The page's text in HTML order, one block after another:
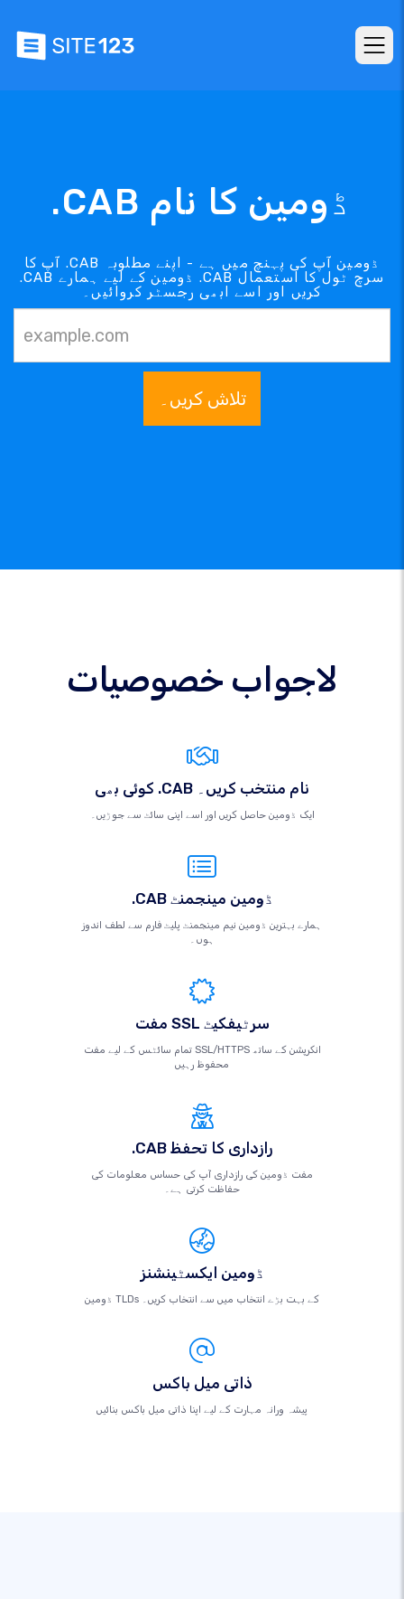
.CAB ڈومین کا نام
آپ کا .CAB ڈومین آپ کی پہنچ میں ہے - اپنے مطلوبہ
.CAB ڈومین کے لیے ہمارے .CAB سرچ ٹول کا استعمال
کریں اور اسے ابھی رجسٹر کروائیں۔
تلاش کریں۔
لاجواب خصوصیات
کوئی بھی .CAB نام منتخب کریں۔
ایک ڈومین حاصل کریں اور اسے اپنی سائٹ سے جوڑیں۔
.CAB ڈومین مینجمنٹ
ہمارے بہترین ڈومین نیم مینجمنٹ پلیٹ فارم سے لطف اندوز
ہوں۔
مفت SSL سرٹیفکیٹ
تمام سائٹس کے لیے مفت SSL/HTTPS انکرپشن کے ساتھ
محفوظ رہیں
.CAB رازداری کا تحفظ
مفت ڈومین کی رازداری آپ کی حساس معلومات کی
حفاظت کرتی ہے۔
ڈومین ایکسٹینشنز
ڈومین TLDs کے بہت بڑے انتخاب میں سے انتخاب کریں۔
ذاتی میل باکس
پیشہ ورانہ مہارت کے لیے اپنا ذاتی میل باکس بنائیں